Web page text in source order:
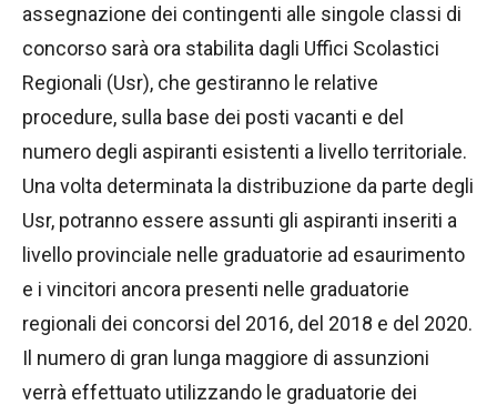
assegnazione dei contingenti alle singole classi di
concorso sarà ora stabilita dagli Uffici Scolastici
Regionali (Usr), che gestiranno le relative
procedure, sulla base dei posti vacanti e del
numero degli aspiranti esistenti a livello territoriale.
Una volta determinata la distribuzione da parte degli
Usr, potranno essere assunti gli aspiranti inseriti a
livello provinciale nelle graduatorie ad esaurimento
e i vincitori ancora presenti nelle graduatorie
regionali dei concorsi del 2016, del 2018 e del 2020.
Il numero di gran lunga maggiore di assunzioni
verrà effettuato utilizzando le graduatorie dei